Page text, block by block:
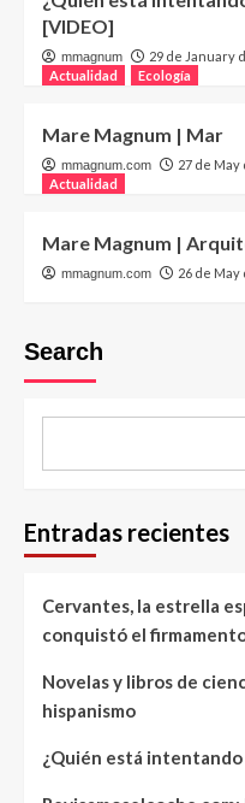
[VIDEO]
mmagnum 29 de January
Actualidad Ecología
Mare Magnum | Mar
mmagnum.com
27 de May
Actualidad
Mare Magnum |
mmagnum.com 26 de May
Search
Entradas recientes
Cervantes, la estrella
conquistó el
Novelas y libros de
hispanismo
¿Quién está intentando